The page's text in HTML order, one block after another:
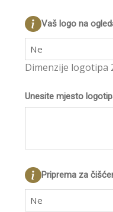
Vaš logo na
Ne
Dimenzije logotipa
Unesite mjesto
Priprema za
Ne